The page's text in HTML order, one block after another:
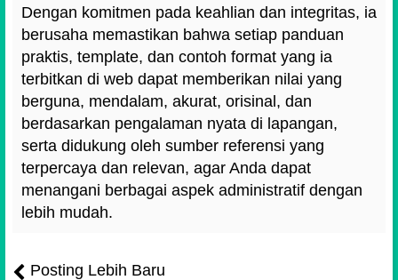
Dengan komitmen pada keahlian dan integritas, ia
berusaha memastikan bahwa setiap panduan
praktis, template, dan contoh format yang ia
terbitkan di web dapat memberikan nilai yang
berguna, mendalam, akurat, orisinal, dan
berdasarkan pengalaman nyata di lapangan,
serta didukung oleh sumber referensi yang
terpercaya dan relevan, agar Anda dapat
menangani berbagai aspek administratif dengan
lebih mudah.
Posting Lebih Baru